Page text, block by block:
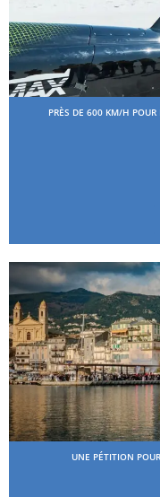
PRÈS DE 600 KM/H POUR
UNE PÉTITION